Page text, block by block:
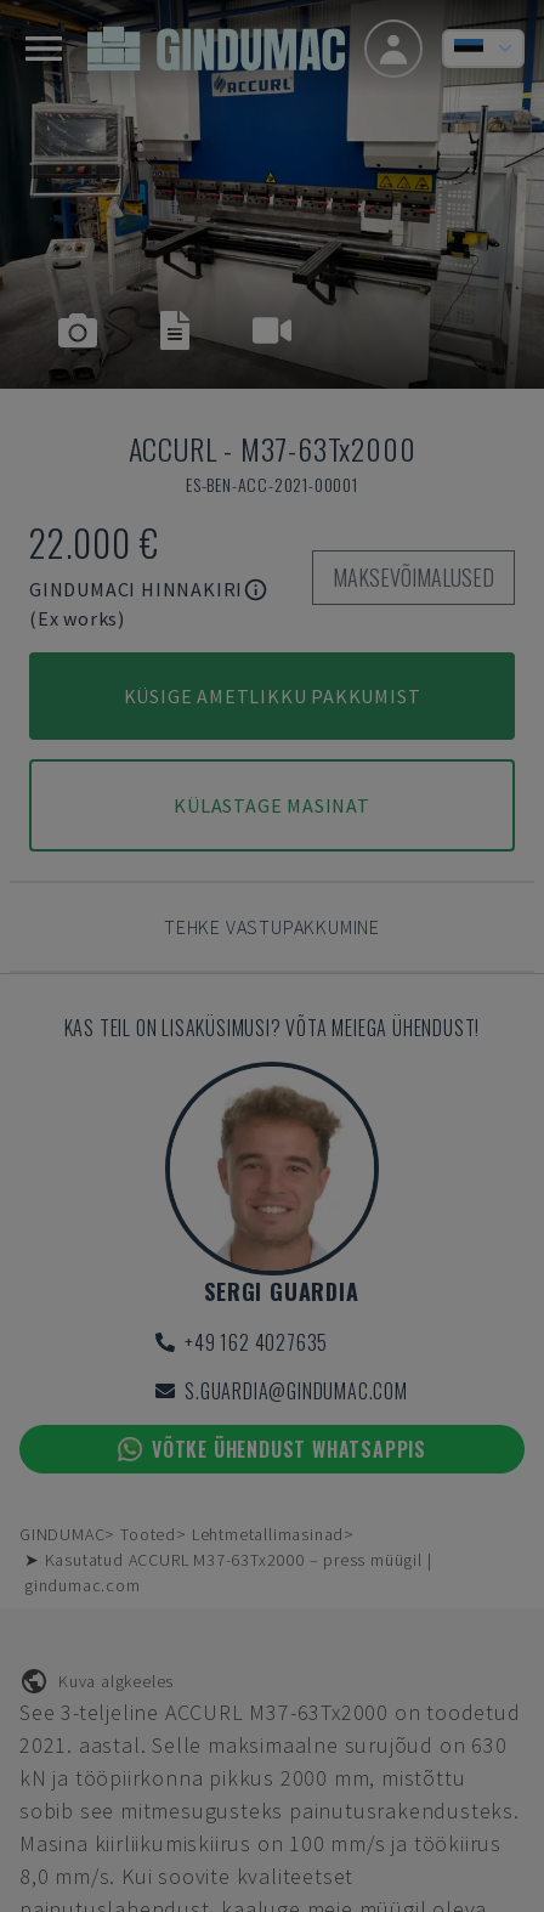
ACCURL- M37-63Tx2000
ES-BEN-ACC-2021-00001
22.000 €
GINDUMACI HINNAKIRI
(Ex works)
MAKSEVÕIMALUSED
KÜSIGE AMETLIKKU PAKKUMIST
KÜLASTAGE MASINAT
TEHKE VASTUPAKKUMINE
KAS TEIL ON LISAKÜSIMUSI? VÕTA MEIEGA ÜHENDUST!
SERGI GUARDIA
+49 162 4027635
S.GUARDIA@GINDUMAC.COM
VÕTKE ÜHENDUST WHATSAPPIS
GINDUMAC Tooted
Lehtmetallimasinad
➤ Kasutatud ACCURL M37-63Tx2000 – press müügil |
gindumac.com
Kuva algkeeles
See 3-teljeline ACCURL M37-63Tx2000 on toodetud
2021. aastal. Selle maksimaalne surujõud on 630
kN ja tööpiirkonna pikkus 2000 mm, mistõttu
sobib see mitmesugusteks painutusrakendusteks.
Masina kiirliikumiskiirus on 100 mm/s ja töökiirus
8,0 mm/s. Kui soovite kvaliteetset